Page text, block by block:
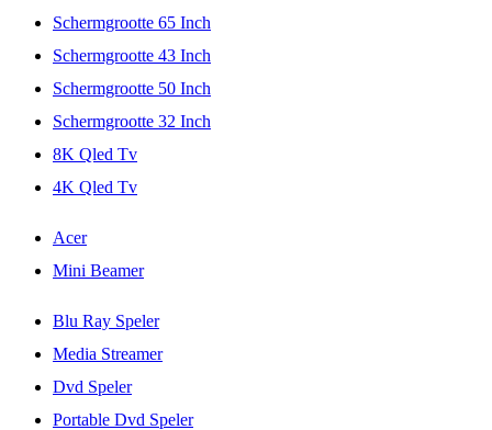
Schermgrootte 65 Inch
Schermgrootte 43 Inch
Schermgrootte 50 Inch
Schermgrootte 32 Inch
8K Qled Tv
4K Qled Tv
Acer
Mini Beamer
Blu Ray Speler
Media Streamer
Dvd Speler
Portable Dvd Speler